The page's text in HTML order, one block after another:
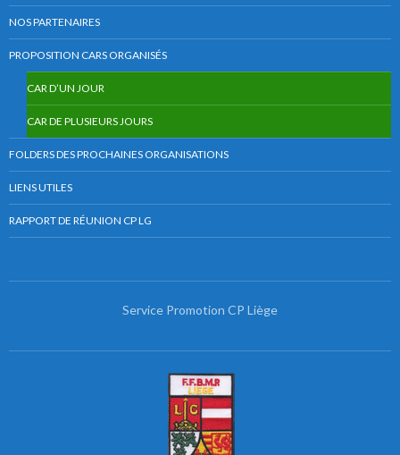
NOS PARTENAIRES
PROPOSITION CARS ORGANISÉS
CAR D’UN JOUR
CAR DE PLUSIEURS JOURS
FOLDERS DES PROCHAINES ORGANISATIONS
LIENS UTILES
RAPPORT DE RÉUNION CP LG
Service Promotion CP Liège